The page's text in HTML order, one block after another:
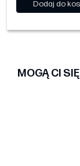
Dodaj do
MOGĄ CI